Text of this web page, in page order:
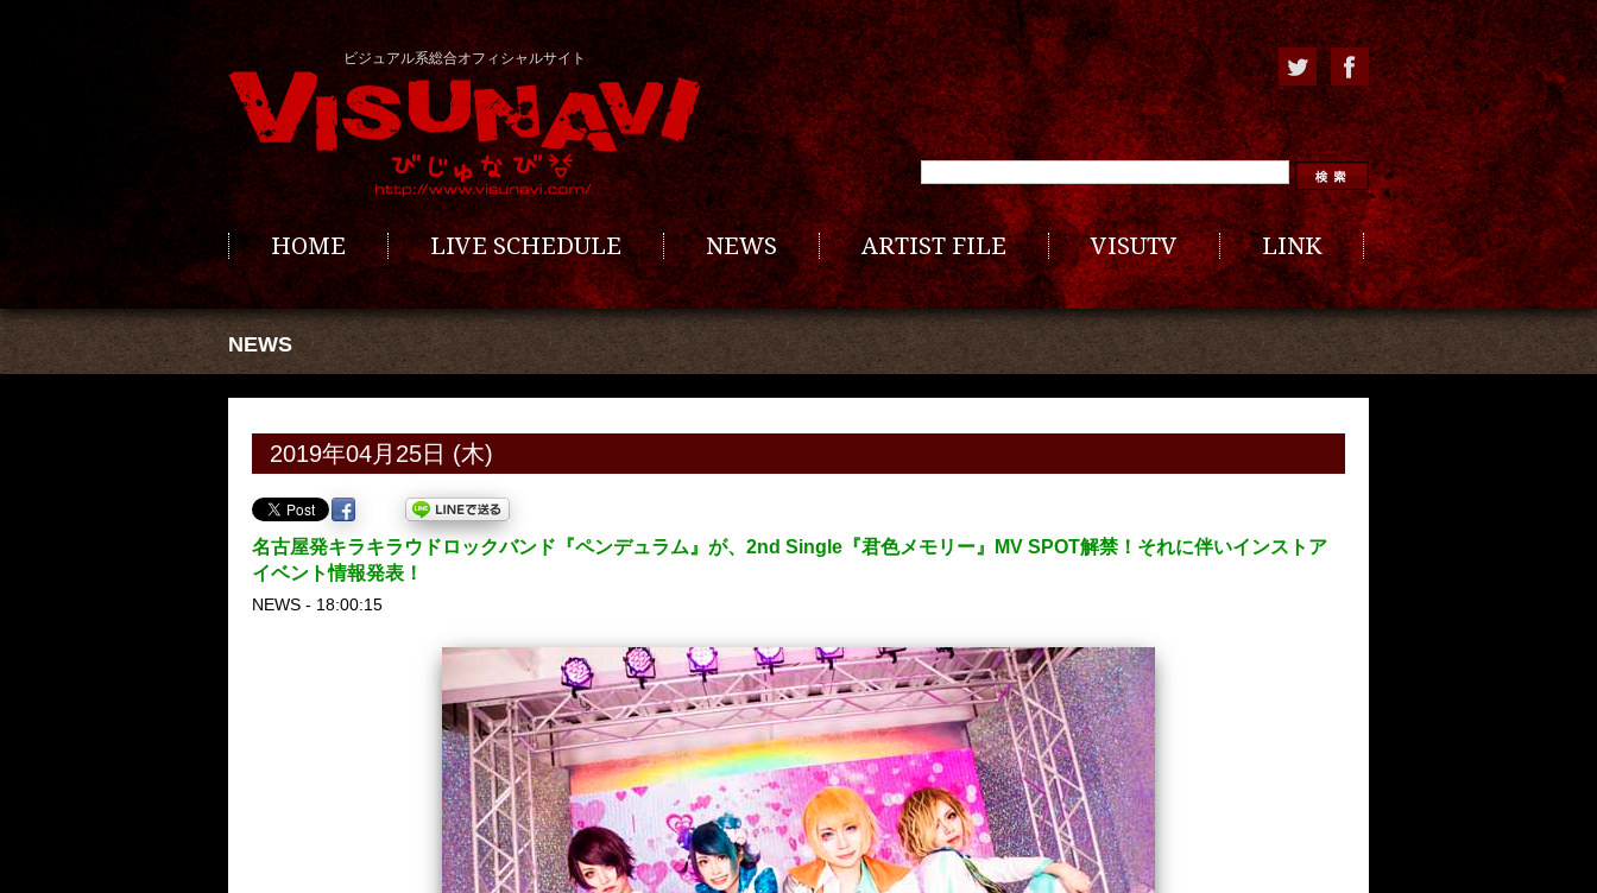
ビジュアル系総合オフィシャルサイト
HOME LIVE SCHEDULE NEWS ARTIST FILE VISUTV LINK
NEWS
2019年04月25日 (木)
名古屋発キラキラウドロックバンド『ペンデュラム』が、2nd Single『君色メモリー』MV SPOT解禁！それに伴いインストア
イベント情報発表！
NEWS - 18:00:15